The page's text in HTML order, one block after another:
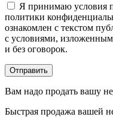
Я принимаю условия
политики
ознакомлен с текстом
с условиями,
и без оговорок.
Вам надо продать вашу
Быстрая продажа вашей